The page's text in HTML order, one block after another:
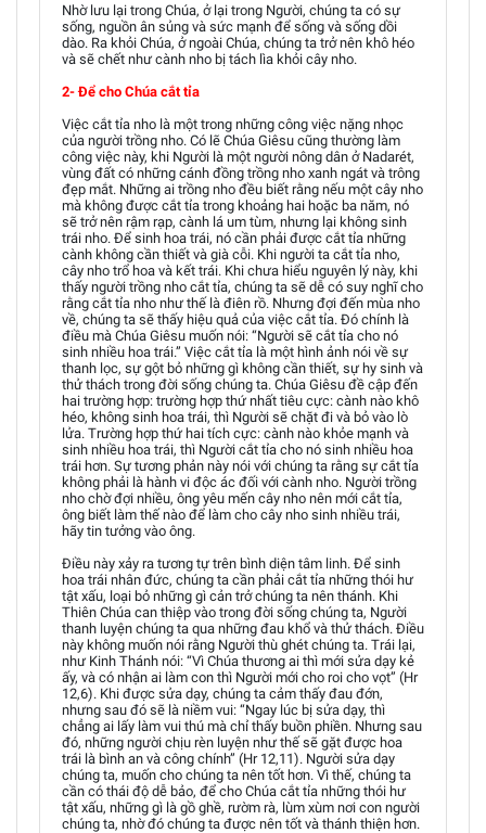
Nhờ lưu lại trong Chúa, ở lại trong Người, chúng ta có sự
sống, nguồn ân sủng và sức mạnh để sống và sống dồi
dào. Ra khỏi Chúa, ở ngoài Chúa, chúng ta trở nên khô héo
và sẽ chết như cành nho bị tách lìa khỏi cây nho.
2- Để cho Chúa cắt tỉa
Việc cắt tỉa nho là một trong những công việc nặng nhọc
của người trồng nho. Có lẽ Chúa Giêsu cũng thường làm
công việc này, khi Người là một người nông dân ở Nadarét,
vùng đất có những cánh đồng trồng nho xanh ngát và trông
đẹp mắt. Những ai trồng nho đều biết rằng nếu một cây nho
mà không được cắt tỉa trong khoảng hai hoặc ba năm, nó
sẽ trở nên rậm rạp, cành lá um tùm, nhưng lại không sinh
trái nho. Để sinh hoa trái, nó cần phải được cắt tỉa những
cành không cần thiết và già cỗi. Khi người ta cắt tỉa nho,
cây nho trổ hoa và kết trái. Khi chưa hiểu nguyên lý này, khi
thấy người trồng nho cắt tỉa, chúng ta sẽ dễ có suy nghĩ cho
rằng cắt tỉa nho như thế là điên rồ. Nhưng đợi đến mùa nho
về, chúng ta sẽ thấy hiệu quả của việc cắt tỉa. Đó chính là
điều mà Chúa Giêsu muốn nói: “Người sẽ cắt tỉa cho nó
sinh nhiều hoa trái.” Việc cắt tỉa là một hình ảnh nói về sự
thanh lọc, sự gột bỏ những gì không cần thiết, sự hy sinh và
thử thách trong đời sống chúng ta. Chúa Giêsu đề cập đến
hai trường hợp: trường hợp thứ nhất tiêu cực: cành nào khô
héo, không sinh hoa trái, thì Người sẽ chặt đi và bỏ vào lò
lửa. Trường hợp thứ hai tích cực: cành nào khỏe mạnh và
sinh nhiều hoa trái, thì Người cắt tỉa cho nó sinh nhiều hoa
trái hơn. Sự tương phản này nói với chúng ta rằng sự cắt tỉa
không phải là hành vi độc ác đối với cành nho. Người trồng
nho chờ đợi nhiều, ông yêu mến cây nho nên mới cắt tỉa,
ông biết làm thế nào để làm cho cây nho sinh nhiều trái,
hãy tin tưởng vào ông.
Điều này xảy ra tương tự trên bình diện tâm linh. Để sinh
hoa trái nhân đức, chúng ta cần phải cắt tỉa những thói hư
tật xấu, loại bỏ những gì cản trở chúng ta nên thánh. Khi
Thiên Chúa can thiệp vào trong đời sống chúng ta, Người
thanh luyện chúng ta qua những đau khổ và thử thách. Điều
này không muốn nói rằng Người thù ghét chúng ta. Trái lại,
như Kinh Thánh nói: “Vì Chúa thương ai thì mới sửa dạy kẻ
ấy, và có nhận ai làm con thì Người mới cho roi cho vọt” (Hr
12,6). Khi được sửa dạy, chúng ta cảm thấy đau đớn,
nhưng sau đó sẽ là niềm vui: “Ngay lúc bị sửa dạy, thì
chẳng ai lấy làm vui thú mà chỉ thấy buồn phiền. Nhưng sau
đó, những người chịu rèn luyện như thế sẽ gặt được hoa
trái là bình an và công chính” (Hr 12,11). Người sửa dạy
chúng ta, muốn cho chúng ta nên tốt hơn. Vì thế, chúng ta
cần có thái độ dễ bảo, để cho Chúa cắt tỉa những thói hư
tật xấu, những gì là gồ ghề, rườm rà, lùm xùm nơi con người
chúng ta, nhờ đó chúng ta được nên tốt và thánh thiện hơn.